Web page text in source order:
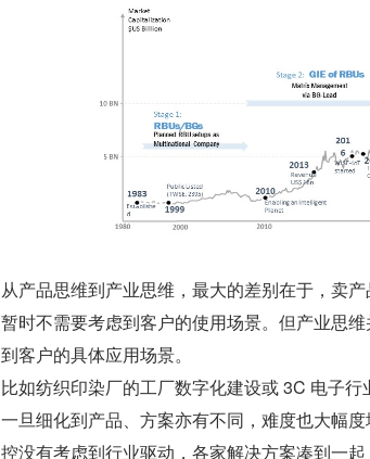
从产品思维到产业思维，最大的差别在于，卖
暂时不需要考虑到客户的使用场景。但产业思
到客户的具体应用场景。
比如纺织印染厂的工厂数字化建设或 3C 电子
一旦细化到产品、方案亦有不同，难度也大幅
控没有考虑到行业驱动，各家解决方案凑到一